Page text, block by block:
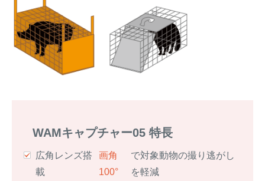
WAMキャプチャー05 特長
広角レンズ搭
載
画角
100°
で対象動物の撮り逃がし
を軽減